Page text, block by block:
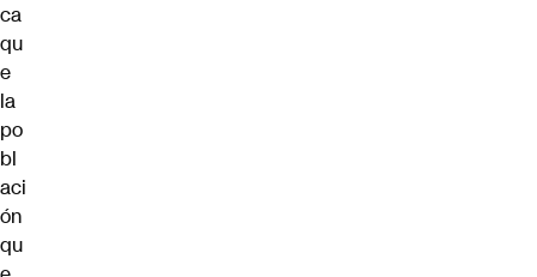
ca
qu
e
la
po
bl
aci
ón
qu